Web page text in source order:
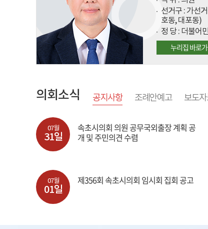
선거구 : 나선
명동, 금호동,
정 당 : 국민의힘
누리집 바로
의회소식 공지사항
07월
31일
속초시의회 의원 공무국외출장 계획 공
개 및 주민의견 수렴
07월
01일
제356회 속초시의회 임시회 집회 공고
조례안예고 보도